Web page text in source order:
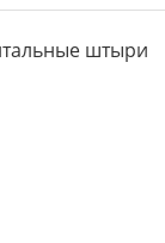
штыри